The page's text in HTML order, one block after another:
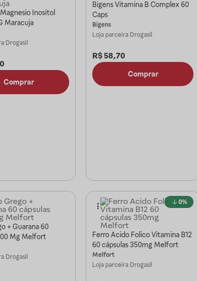
Inositol
Maracuja
Drogasil
Comprar
Bigens Vitamina B Complex 60
Caps
Bigens
Loja parceira Drogasil
R$ 58,70
Comprar
+ Guarana 60
Mg Melfort
Drogasil
0%
Ferro Acido Folico Vitamina B12
60 cápsulas 350mg Melfort
Melfort
Loja parceira Drogasil